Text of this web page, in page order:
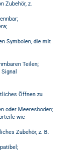
Zubehör, z.
Symbolen, die mit
Teilen;
Öffnen zu
oder Meeresboden;
wie
Zubehör, z. B.